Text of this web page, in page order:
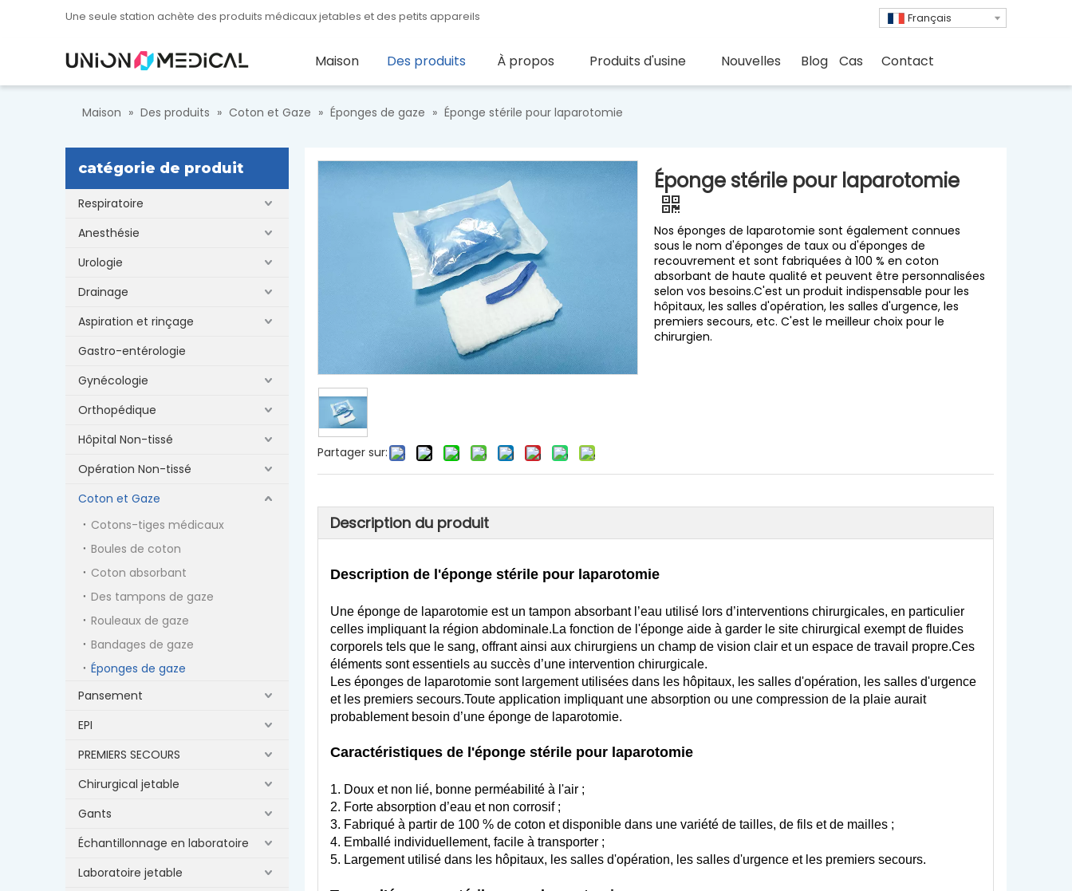
Une seule station achète des produits médicaux jetables et des petits appareils Français
Maison Des produits À propos Produits d'usine Nouvelles Blog Cas Contact
Maison » Des produits » Coton et Gaze » Éponges de gaze » Éponge stérile pour laparotomie
catégorie de produit
Respiratoire
Anesthésie
Urologie
Drainage
Aspiration et rinçage
Gastro-entérologie
Gynécologie
Orthopédique
Hôpital Non-tissé
Opération Non-tissé
Coton et Gaze
Cotons-tiges médicaux
Boules de coton
Coton absorbant
Des tampons de gaze
Rouleaux de gaze
Bandages de gaze
Éponges de gaze
Pansement
EPI
PREMIERS SECOURS
Chirurgical jetable
Gants
Échantillonnage en laboratoire
Laboratoire jetable
Partager sur:
Éponge stérile pour laparotomie
Nos éponges de laparotomie sont également connues
sous le nom d'éponges de taux ou d'éponges de
recouvrement et sont fabriquées à 100 % en coton
absorbant de haute qualité et peuvent être personnalisées
selon vos besoins.C'est un produit indispensable pour les
hôpitaux, les salles d'opération, les salles d'urgence, les
premiers secours, etc. C'est le meilleur choix pour le
chirurgien.
Description du produit
Description de l'éponge stérile pour laparotomie
Une éponge de laparotomie est un tampon absorbant l’eau utilisé lors d’interventions chirurgicales, en particulier
celles impliquant la région abdominale.La fonction de l'éponge aide à garder le site chirurgical exempt de fluides
corporels tels que le sang, offrant ainsi aux chirurgiens un champ de vision clair et un espace de travail propre.Ces
éléments sont essentiels au succès d’une intervention chirurgicale.
Les éponges de laparotomie sont largement utilisées dans les hôpitaux, les salles d'opération, les salles d'urgence
et les premiers secours.Toute application impliquant une absorption ou une compression de la plaie aurait
probablement besoin d’une éponge de laparotomie.
Caractéristiques de l'éponge stérile pour laparotomie
1. Doux et non lié, bonne perméabilité à l'air ;
2. Forte absorption d’eau et non corrosif ;
3. Fabriqué à partir de 100 % de coton et disponible dans une variété de tailles, de fils et de mailles ;
4. Emballé individuellement, facile à transporter ;
5. Largement utilisé dans les hôpitaux, les salles d'opération, les salles d'urgence et les premiers secours.